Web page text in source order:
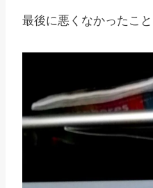
最後に悪くなかったこ